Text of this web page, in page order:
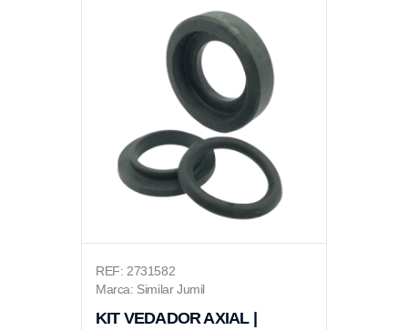
REF: 2731582
Marca: Similar Jumil
KIT VEDADOR AXIAL |